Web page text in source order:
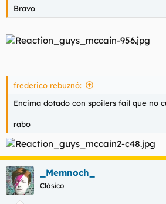
Bravo
frederico rebuznó:
Encima dotado con spoilers fail que no
rabo
_Memnoch_
Clásico